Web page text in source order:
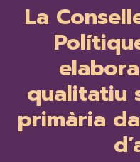
La
qualitatiu
primària